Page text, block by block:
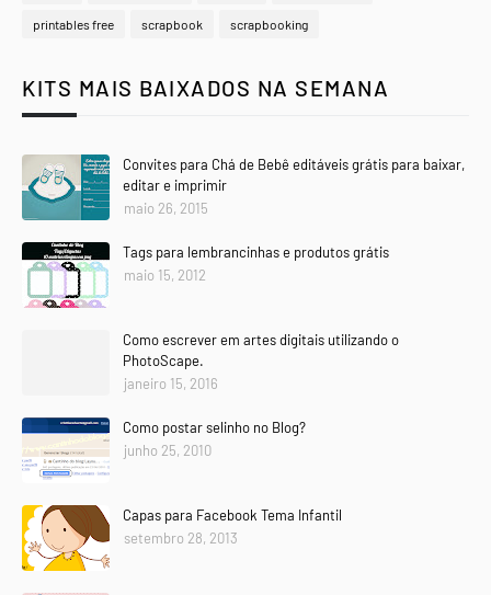
printables free scrapbook scrapbooking
KITS MAIS BAIXADOS NA SEMANA
Convites para Chá de Bebê editáveis grátis para baixar,
editar e imprimir
maio 26, 2015
Tags para lembrancinhas e produtos grátis
maio 15, 2012
Como escrever em artes digitais utilizando o
PhotoScape.
janeiro 15, 2016
Como postar selinho no Blog?
junho 25, 2010
Capas para Facebook Tema Infantil
setembro 28, 2013